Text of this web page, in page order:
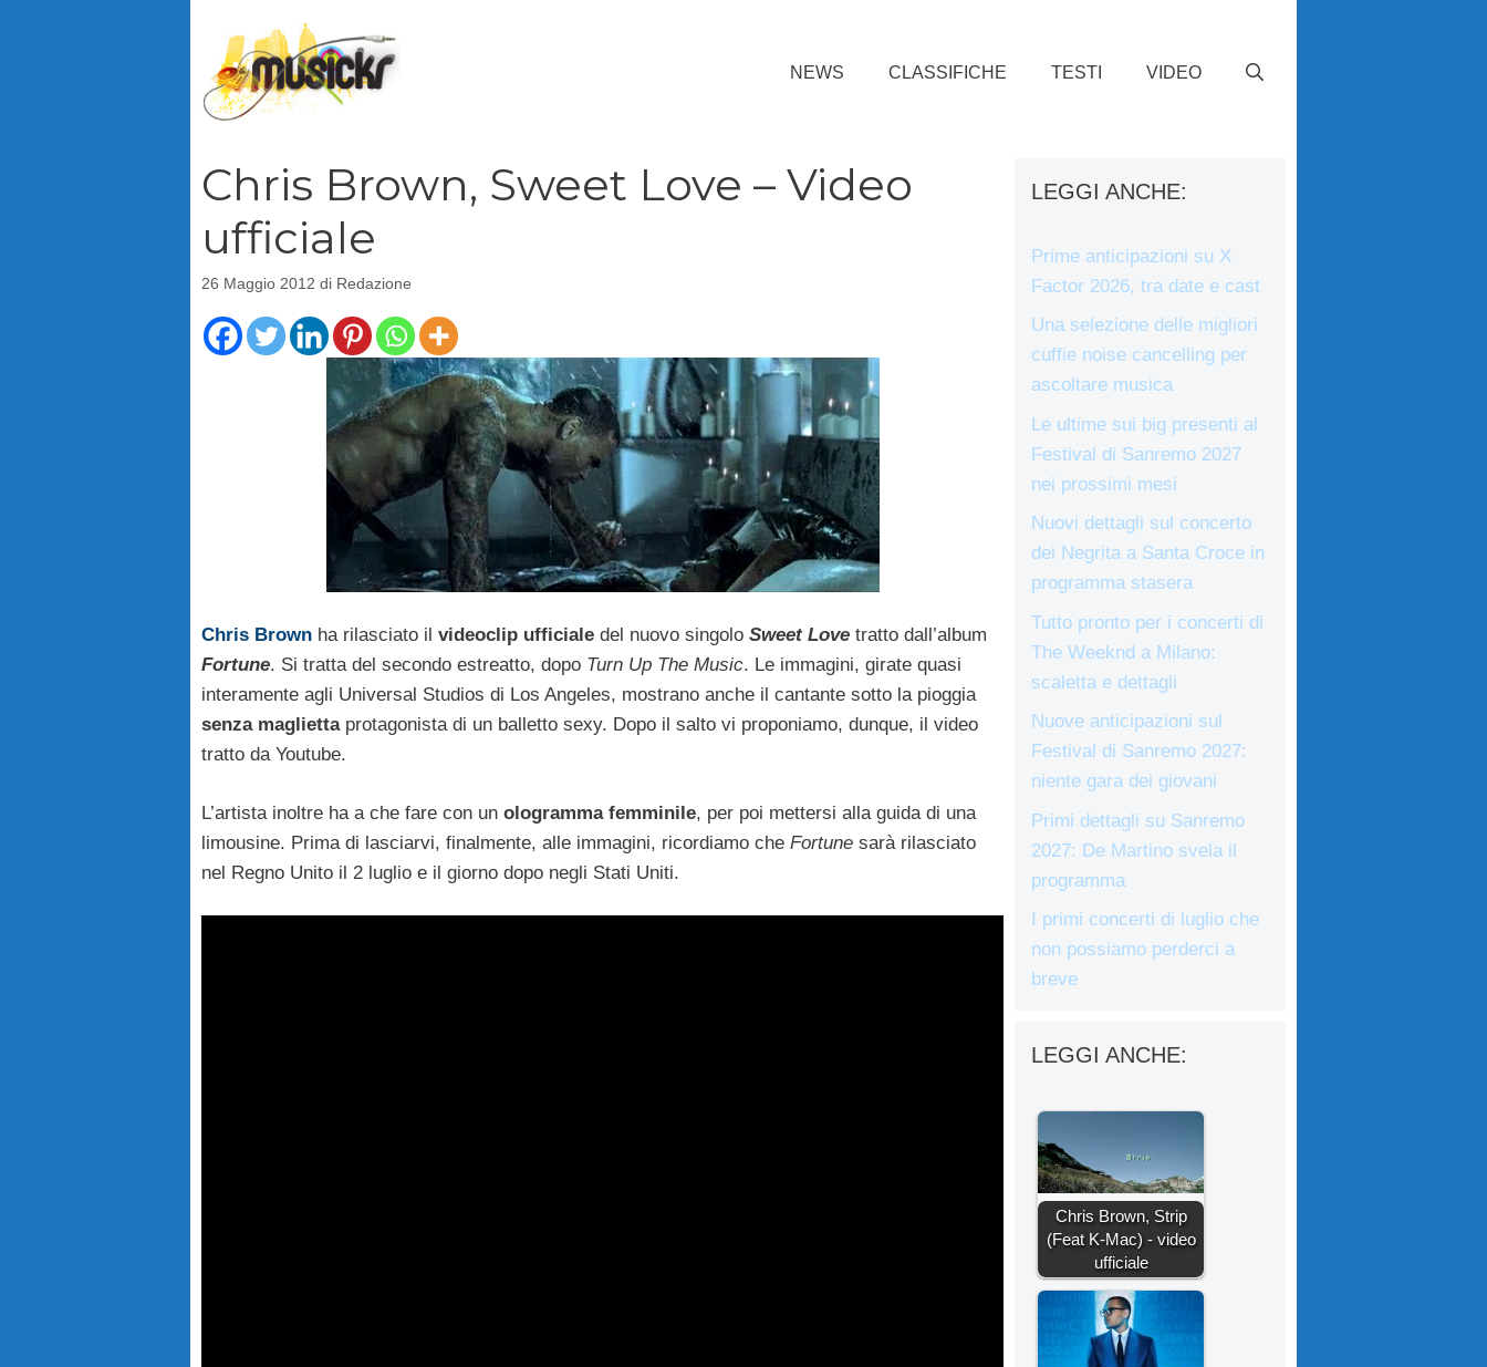
NEWS CLASSIFICHE TESTI VIDEO
Chris Brown, Sweet Love – Video
ufficiale
26 Maggio 2012 di Redazione
Chris Brown ha rilasciato il videoclip ufficiale del nuovo singolo Sweet Love tratto dall’album
Fortune. Si tratta del secondo estreatto, dopo Turn Up The Music. Le immagini, girate quasi
interamente agli Universal Studios di Los Angeles, mostrano anche il cantante sotto la pioggia
senza magliettaprotagonista di un balletto sexy. Dopo il salto vi proponiamo, dunque, il video
tratto da Youtube.
L’artista inoltre ha a che fare con un ologramma femminile, per poi mettersi alla guida di una
limousine. Prima di lasciarvi, finalmente, alle immagini, ricordiamo che Fortune sarà rilasciato
nel Regno Unito il 2 luglio e il giorno dopo negli Stati Uniti.
LEGGI ANCHE:
Prime anticipazioni su X
Factor 2026, tra date e cast
Una selezione delle migliori
cuffie noise cancelling per
ascoltare musica
Le ultime sui big presenti al
Festival di Sanremo 2027
nei prossimi mesi
Nuovi dettagli sul concerto
dei Negrita a Santa Croce in
programma stasera
Tutto pronto per i concerti di
The Weeknd a Milano:
scaletta e dettagli
Nuove anticipazioni sul
Festival di Sanremo 2027:
niente gara dei giovani
Primi dettagli su Sanremo
2027: De Martino svela il
programma
I primi concerti di luglio che
non possiamo perderci a
breve
LEGGI ANCHE:
Chris Brown, Strip
(Feat K-Mac) - video
ufficiale